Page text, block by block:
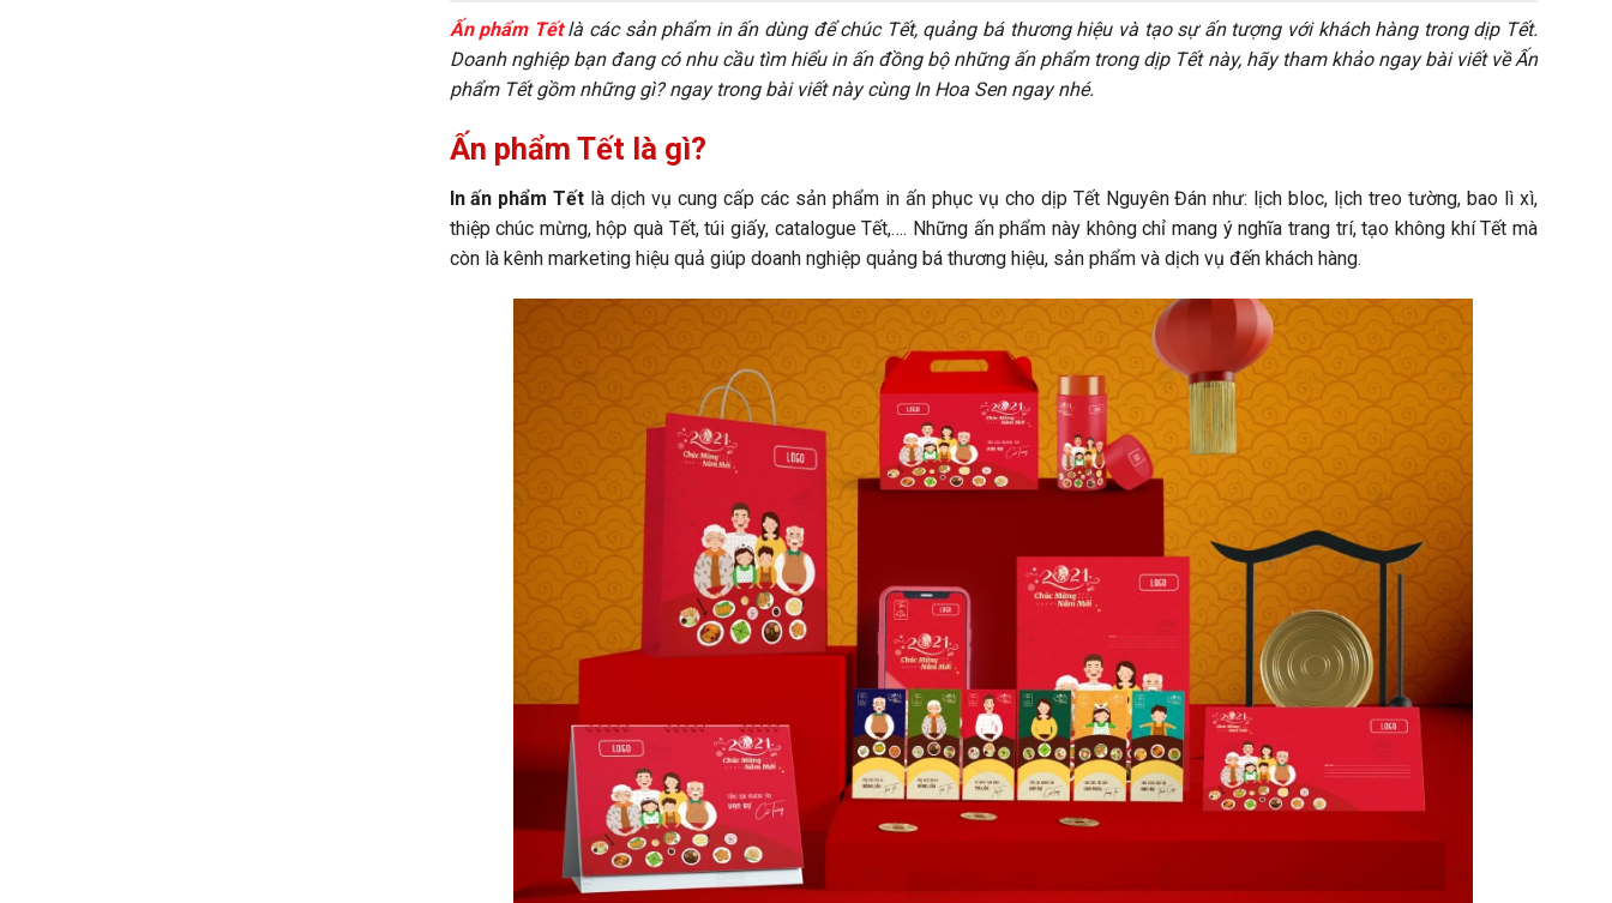
Ấn phẩm Tếtlà các sản phẩm in ấn dùng để chúc Tết, quảng bá thương hiệu và tạo sự ấn tượng với khách hàng trong dịp Tết.
Doanh nghiệp bạn đang có nhu cầu tìm hiểu in ấn đồng bộ những ấn phẩm trong dịp Tết này, hãy tham khảo ngay bài viết về Ấn
phẩm Tết gồm những gì? ngay trong bài viết này cùng In Hoa Sen ngay nhé.
Ấn phẩm Tết là gì?
In ấn phẩm Tết là dịch vụ cung cấp các sản phẩm in ấn phục vụ cho dịp Tết Nguyên Đán như: lịch bloc, lịch treo tường, bao lì xì,
thiệp chúc mừng, hộp quà Tết, túi giấy, catalogue Tết,…. Những ấn phẩm này không chỉ mang ý nghĩa trang trí, tạo không khí Tết mà
còn là kênh marketing hiệu quả giúp doanh nghiệp quảng bá thương hiệu, sản phẩm và dịch vụ đến khách hàng.